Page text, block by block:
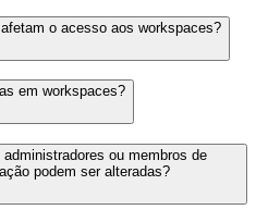
o acesso aos workspaces?
em workspaces?
ou membros de
podem ser alteradas?